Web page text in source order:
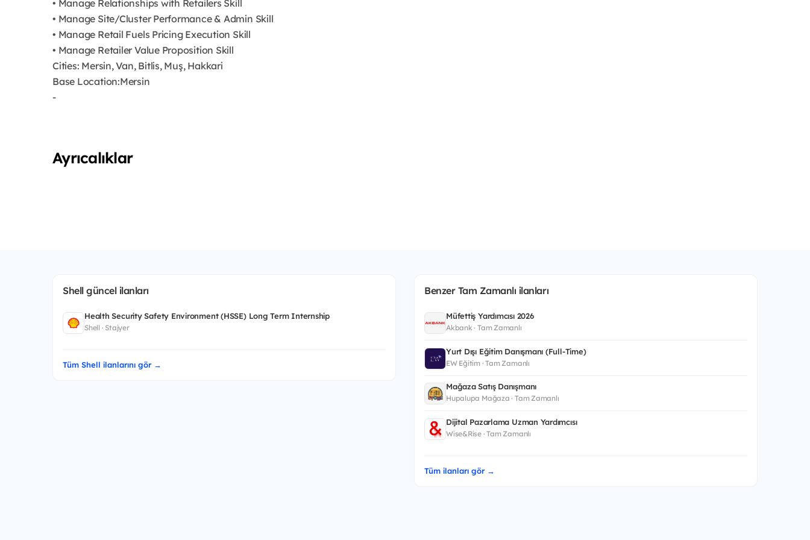
• Manage Relationships with Retailers Skill
• Manage Site/Cluster Performance & Admin Skill
• Manage Retail Fuels Pricing Execution Skill
• Manage Retailer Value Proposition Skill
Cities: Mersin, Van, Bitlis, Muş, Hakkari
Base Location:Mersin
-
Ayrıcalıklar
Shell güncel ilanları
Health Security Safety Environment (HSSE) Long Term Internship
Shell · Stajyer
Tüm Shell ilanlarını gör →
Benzer Tam Zamanlı ilanları
Müfettiş Yardımcısı 2026
Akbank · Tam Zamanlı
Yurt Dışı Eğitim Danışmanı (Full-Time)
EW Eğitim · Tam Zamanlı
Mağaza Satış Danışmanı
Hupalupa Mağaza · Tam Zamanlı
Dijital Pazarlama Uzman Yardımcısı
Wise&Rise · Tam Zamanlı
Tüm ilanları gör →